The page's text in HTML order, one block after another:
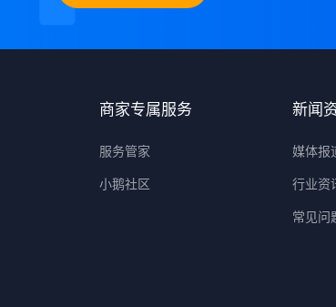
商家专属服务
服务管家
小鹅社区
新闻
媒体报
行业资
常见问